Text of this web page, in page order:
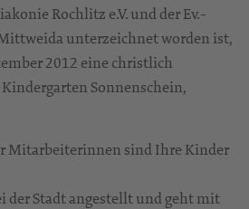
Rochlitz e.V. und der Ev.-
unterzeichnet worden ist,
2012 eine christlich
Sonnenschein,
Mitarbeiterinnen sind Ihre Kinder
der Stadt angestellt und geht mit